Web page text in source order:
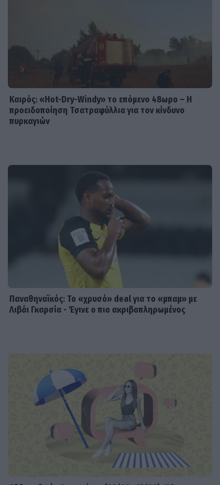
Καιρός: «Hot-Dry-Windy» το επόμενο 48ωρο – Η
προειδοποίηση Τσατραφύλλια για τον κίνδυνο
πυρκαγιών
Παναθηναϊκός: Το «χρυσό» deal για το «μπαμ» με
Λιβάι Γκαρσία - Έγινε ο πιο ακριβοπληρωμένος